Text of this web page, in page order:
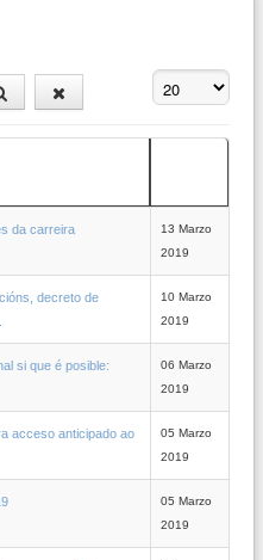
Amosar #
da carreira
13 Marzo
2019
decreto de
10 Marzo
2019
si que é posible:
06 Marzo
2019
acceso anticipado ao
05 Marzo
2019
05 Marzo
2019